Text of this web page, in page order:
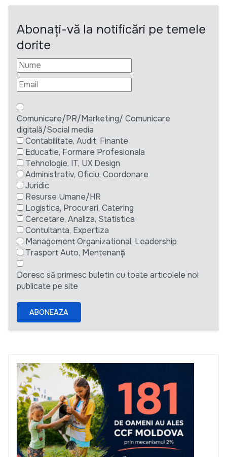
Abonați-vă la notificări pe temele
dorite
Comunicare/PR/Marketing/ Comunicare
digitală/Social media
Contabilitate, Audit, Finante
Educatie, Formare Profesionala
Tehnologie, IT, UX Design
Administrativ, Oficiu, Coordonare
Juridic
Resurse Umane/HR
Logistica, Procurari, Catering
Cercetare, Analiza, Statistica
Contultanta, Expertiza
Management Organizational, Leadership
Trasport Auto, Mentenanță
Doresc să primesc buletin cu toate articolele noi
publicate pe site
ABONEAZA